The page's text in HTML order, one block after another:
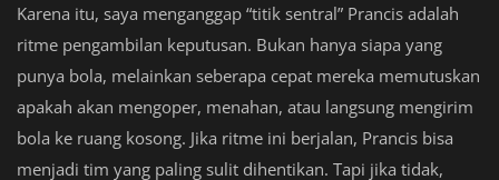
Karena itu, saya menganggap “titik sentral” Prancis adalah
ritme pengambilan keputusan. Bukan hanya siapa yang
punya bola, melainkan seberapa cepat mereka memutuskan
apakah akan mengoper, menahan, atau langsung mengirim
bola ke ruang kosong. Jika ritme ini berjalan, Prancis bisa
menjadi tim yang paling sulit dihentikan. Tapi jika tidak,